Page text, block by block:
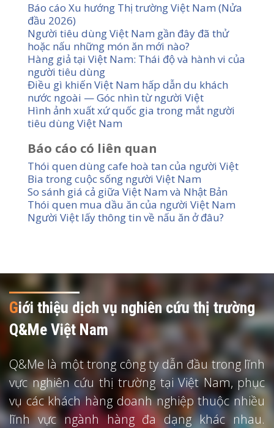
Báo cáo Xu hướng Thị trường Việt Nam (Nửa
đầu 2026)
Người tiêu dùng Việt Nam gần đây đã thử
hoặc nấu những món ăn mới nào?
Hàng giả tại Việt Nam: Thái độ và hành vi của
người tiêu dùng
Điều gì khiến Việt Nam hấp dẫn du khách
nước ngoài — Góc nhìn từ người Việt
Hình ảnh xuất xứ quốc gia trong mắt người
tiêu dùng Việt Nam
Báo cáo có liên quan
Thói quen dùng cafe hoà tan của người Việt
Bia trong cuộc sống người Việt Nam
So sánh giá cả giữa Việt Nam và Nhật Bản
Thói quen mua dầu ăn của người Việt Nam
Người Việt lấy thông tin về nấu ăn ở đâu?
Giới thiệu dịch vụ nghiên cứu thị trường
Q&Me Việt Nam
Q&Me là một trong công ty dẫn đầu trong lĩnh
vực nghiên cứu thị trường tại Việt Nam, phục
vụ các khách hàng doanh nghiệp thuộc nhiều
lĩnh vực ngành hàng đa dạng khác nhau.